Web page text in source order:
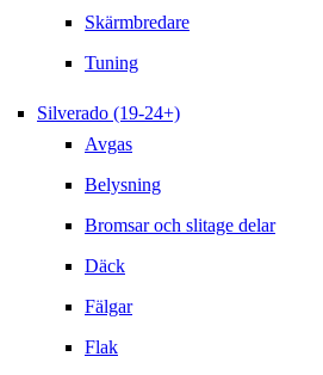
Skärmbredare
Tuning
Silverado (19-24+)
Avgas
Belysning
Bromsar och slitage delar
Däck
Fälgar
Flak